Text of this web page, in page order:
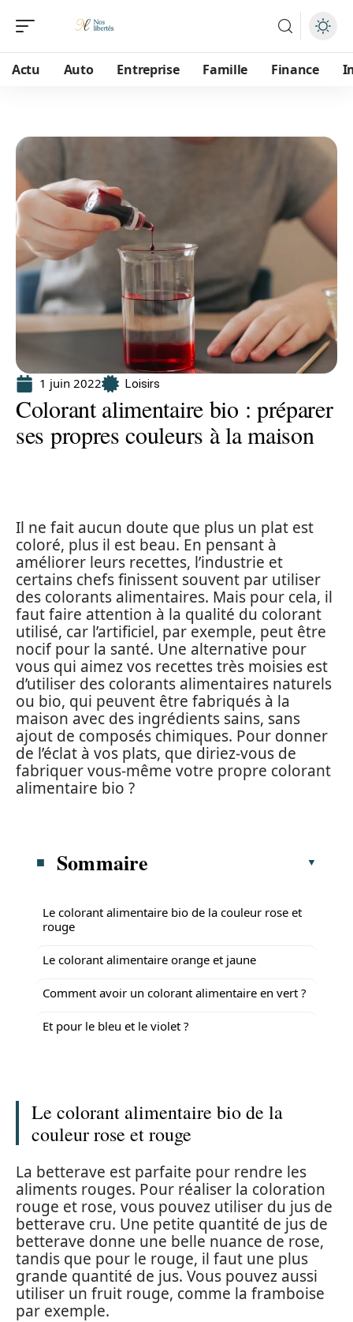
Actu Auto Entreprise Famille Finance
1 juin 2022 Loisirs
Colorant alimentaire bio : préparer
ses propres couleurs à la maison
Il ne fait aucun doute que plus un plat est
coloré, plus il est beau. En pensant à
améliorer leurs recettes, l’industrie et
certains chefs finissent souvent par utiliser
des colorants alimentaires. Mais pour cela, il
faut faire attention à la qualité du colorant
utilisé, car l’artificiel, par exemple, peut être
nocif pour la santé. Une alternative pour
vous qui aimez vos recettes très moisies est
d’utiliser des colorants alimentaires naturels
ou bio, qui peuvent être fabriqués à la
maison avec des ingrédients sains, sans
ajout de composés chimiques. Pour donner
de l’éclat à vos plats, que diriez-vous de
fabriquer vous-même votre propre colorant
alimentaire bio ?
Sommaire
Le colorant alimentaire bio de la couleur rose et
rouge
Le colorant alimentaire orange et jaune
Comment avoir un colorant alimentaire en vert ?
Et pour le bleu et le violet ?
Le colorant alimentaire bio de la
couleur rose et rouge
La betterave est parfaite pour rendre les
aliments rouges. Pour réaliser la coloration
rouge et rose, vous pouvez utiliser du jus de
betterave cru. Une petite quantité de jus de
betterave donne une belle nuance de rose,
tandis que pour le rouge, il faut une plus
grande quantité de jus. Vous pouvez aussi
utiliser un fruit rouge, comme la framboise
par exemple.